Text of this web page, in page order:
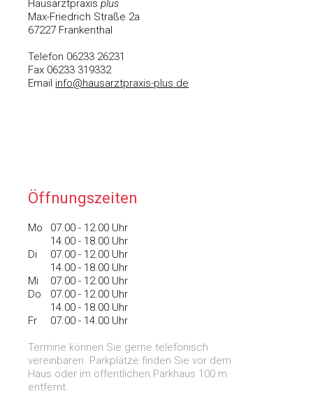
Hausarztpraxisplus
Max-Friedrich Straße 2a
67227 Frankenthal
Telefon 06233 26231
Fax 06233 319332
Email info@hausarztpraxis-plus.de
Öffnungszeiten
Mo
	0
7.00 - 12.00 Uhr
	14
.00 - 18.00 Uhr
Di
	0
7.00 - 12.00 Uhr
14.00 - 18.00 Uhr
Mi
	0
7.00 - 12.00 Uhr
Do
	0
7.00 - 12.00 Uhr
	14
.00 - 18.00 Uhr
Fr
	0
7.00 - 14.00 Uhr
Termine können Sie gerne telefonisch
vereinbaren. Parkplätze finden Sie vor dem
Haus oder im öffentlichen Parkhaus 100 m
entfernt.